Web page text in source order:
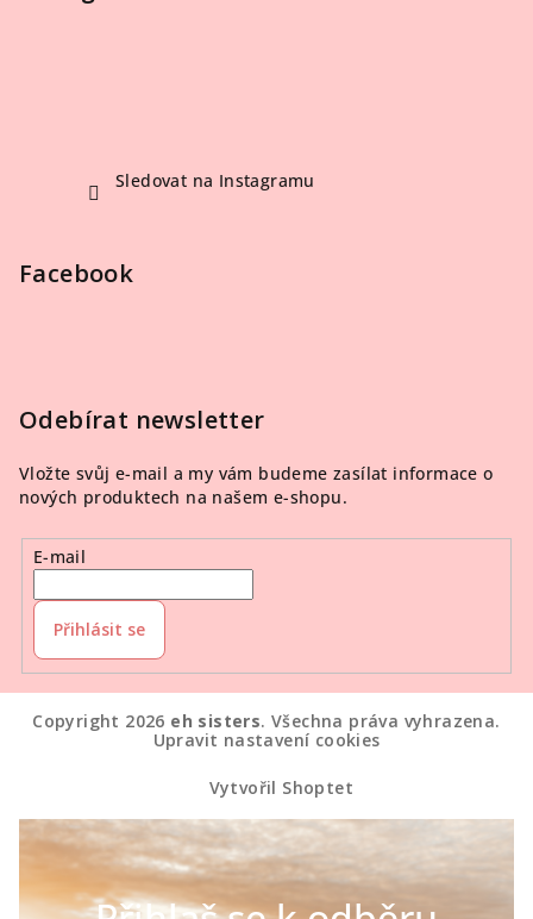
Sledovat na Instagramu
Facebook
Odebírat newsletter
Vložte svůj e-mail a my vám budeme zasílat informace o
nových produktech na našem e-shopu.
E-mail
Přihlásit se
Copyright 2026 eh sisters. Všechna práva vyhrazena.
Upravit nastavení cookies
Vytvořil Shoptet